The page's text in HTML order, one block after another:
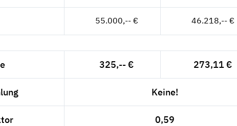
55.000,-- € 46.218,-- €
325,-- € 273,11 €
Keine!
0,59